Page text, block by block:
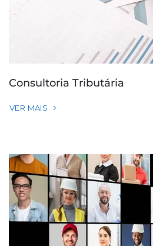
Consultoria Tributária
VER MAIS